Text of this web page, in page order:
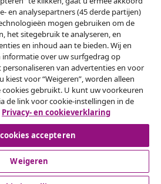
en analysepartners (45 derde partijen)
mogen gebruiken om de
het sitegebruik te analyseren, en
en inhoud aan te bieden. Wij en
informatie over uw surfgedrag op
van advertenties en voor
voor “Weigeren”, worden alleen
gebruikt. U kunt uw voorkeuren
de link voor cookie-instellingen in de
Privacy- en cookieverklaring
accepteren
Weigeren